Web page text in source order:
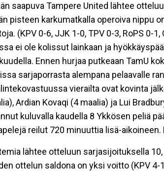
saapuva Tampere United lähtee
pisteen karkumatkalla operoiva nippu
(KPV 0-6, JJK 1-0, TPV 0-3, RoPS 0-
ei ole kolissut lainkaan ja
Ennen hurjaa putkeaan TamU
sarjaporrasta alempana pelaavalle
vierailta ovat kovinta
Ardian Kovaqi (4 maalia) ja Lui
kuluvalla kaudella 8 Ykkösen peliä
reilut 720 minuuttia lisä-
lähtee otteluun sarjasijoituksella
ottelun saldona on yksi voitto (KPV